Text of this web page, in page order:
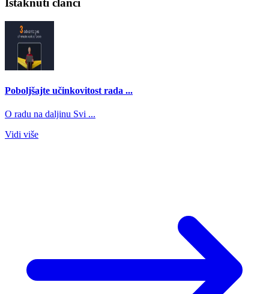
Istaknuti članci
Poboljšajte učinkovitost rada ...
O radu na daljinu Svi ...
Vidi više